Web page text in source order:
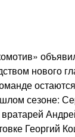
нового
сезоне:
вратарей
Георгий